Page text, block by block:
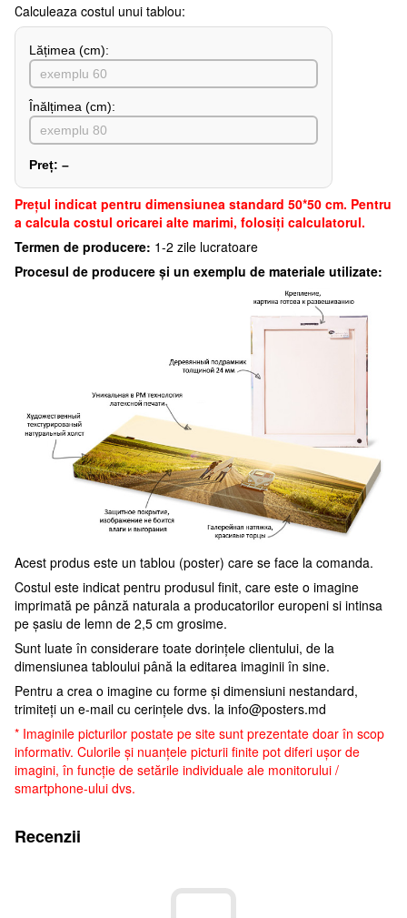
Сalculeaza costul unui tablou:
Lățimea (сm):
Înălțimea (cm):
Preț: –
Preţul indicat pentru dimensiunea standard 50*50 cm. Pentru
a calcula costul oricarei alte marimi, folosiți calculatorul.
Termen de producere: 1-2 zile lucratoare
Procesul de producere și un exemplu de materiale utilizate:
Acest produs este un tablou (poster) care se face la comanda.
Costul este indicat pentru produsul finit, care este o imagine
imprimată pe pânză naturala a producatorilor europeni si intinsa
pe șasiu de lemn de 2,5 cm grosime.
Sunt luate în considerare toate dorințele clientului, de la
dimensiunea tabloului până la editarea imaginii în sine.
Pentru a crea o imagine cu forme și dimensiuni nestandard,
trimiteți un e-mail cu cerințele dvs. la info@posters.md
* Imaginile picturilor postate pe site sunt prezentate doar în scop
informativ. Culorile și nuanțele picturii finite pot diferi ușor de
imagini, în funcție de setările individuale ale monitorului /
smartphone-ului dvs.
Recenzii